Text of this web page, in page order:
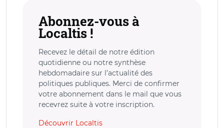
Abonnez-vous à
Localtis !
Recevez le détail de notre édition
quotidienne ou notre synthèse
hebdomadaire sur l’actualité des
politiques publiques. Merci de confirmer
votre abonnement dans le mail que vous
recevrez suite à votre inscription.
Découvrir Localtis